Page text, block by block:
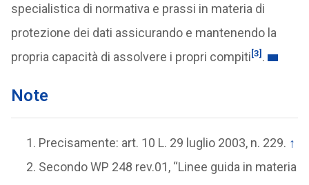
specialistica di normativa e prassi in materia di
protezione dei dati assicurando e mantenendo la
propria capacità di assolvere i propri compiti[3] .
Note
Precisamente: art. 10 L. 29 luglio 2003, n. 229. ↑
Secondo WP 248 rev.01, “Linee guida in materia